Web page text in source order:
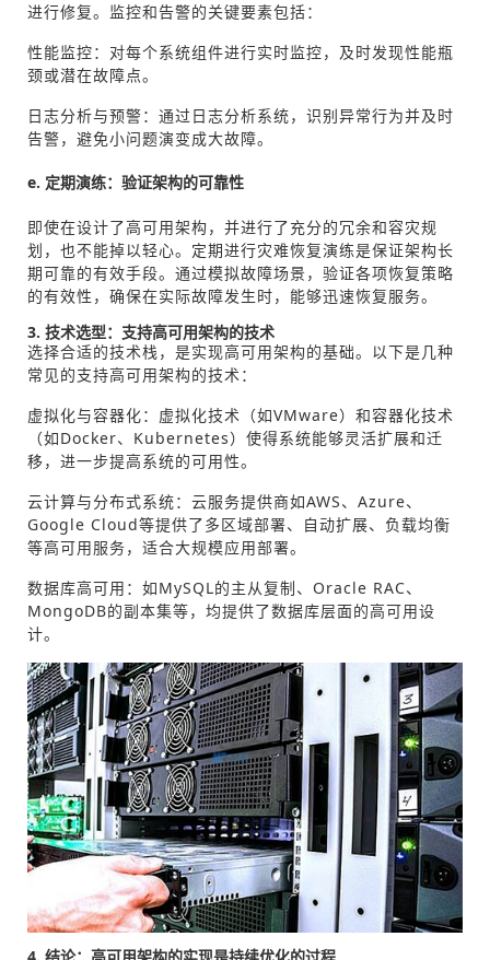
进行修复。监控和告警的关键要素包括：
性能监控：对每个系统组件进行实时监控，及时发现性能瓶
颈或潜在故障点。
日志分析与预警：通过日志分析系统，识别异常行为并及时
告警，避免小问题演变成大故障。
e. 定期演练：验证架构的可靠性
即使在设计了高可用架构，并进行了充分的冗余和容灾规
划，也不能掉以轻心。定期进行灾难恢复演练是保证架构长
期可靠的有效手段。通过模拟故障场景，验证各项恢复策略
的有效性，确保在实际故障发生时，能够迅速恢复服务。
3. 技术选型：支持高可用架构的技术
选择合适的技术栈，是实现高可用架构的基础。以下是几种
常见的支持高可用架构的技术：
虚拟化与容器化：虚拟化技术（如VMware）和容器化技术
（如Docker、Kubernetes）使得系统能够灵活扩展和迁
移，进一步提高系统的可用性。
云计算与分布式系统：云服务提供商如AWS、Azure、
Google Cloud等提供了多区域部署、自动扩展、负载均衡
等高可用服务，适合大规模应用部署。
数据库高可用：如MySQL的主从复制、Oracle RAC、
MongoDB的副本集等，均提供了数据库层面的高可用设
计。